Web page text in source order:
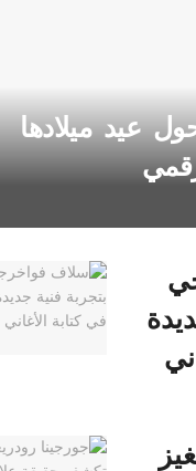
عيد ميلادها